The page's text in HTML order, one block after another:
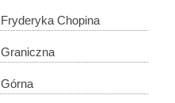
Fryderyka Chopina
Graniczna
Górna